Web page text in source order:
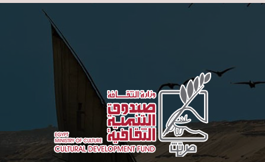
Skip to main content